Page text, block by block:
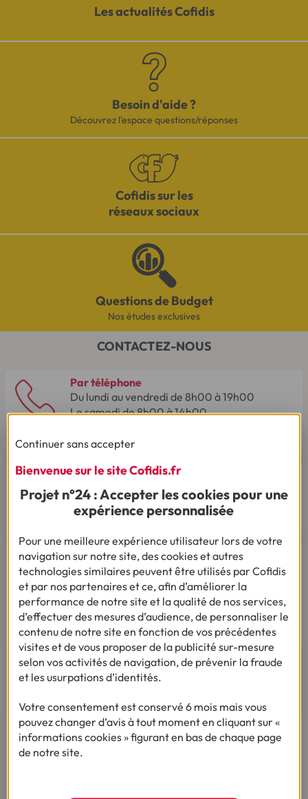
Les actualités Cofidis
Besoin d'aide ?
Découvrez l'espace questions/réponses
Cofidis sur les
réseaux sociaux
Questions de Budget
Nos études exclusives
CONTACTEZ-NOUS
Par téléphone
Du lundi au vendredi de 8h00 à 19h00
Le samedi de 8h00 à 14h00.
opérateur).
Par mail
Vous êtes sourd ou malentendant
Dialoguez par écrit ou en Langue Des Signes
Française
Du lundi au vendredi de 9h à 12h et de 14h à
18h
AVIS ET TÉMOIGNAGES
Continuer sans accepter
Bienvenue sur le site Cofidis.fr
Projet n°24 : Accepter les cookies pour une
expérience personnalisée
Pour une meilleure expérience utilisateur lors de votre
navigation sur notre site, des cookies et autres
technologies similaires peuvent être utilisés par Cofidis
et par nos partenaires et ce, afin d’améliorer la
performance de notre site et la qualité de nos services,
d’effectuer des mesures d’audience, de personnaliser le
contenu de notre site en fonction de vos précédentes
visites et de vous proposer de la publicité sur-mesure
selon vos activités de navigation, de prévenir la fraude
et les usurpations d’identités.
Votre consentement est conservé 6 mois mais vous
pouvez changer d’avis à tout moment en cliquant sur «
informations cookies » figurant en bas de chaque page
de notre site.